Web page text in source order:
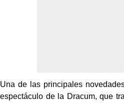
Una de las principales
espectáculo de la Dracum, que